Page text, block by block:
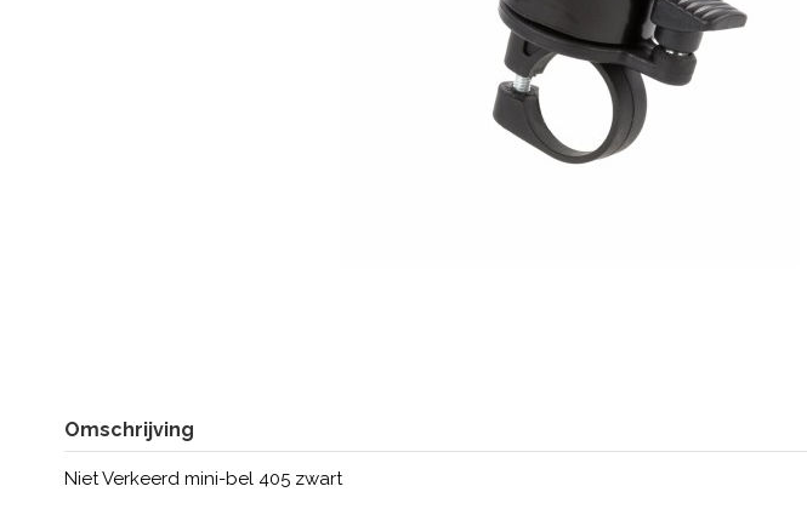
Omschrijving
Niet Verkeerd mini-bel 405 zwart